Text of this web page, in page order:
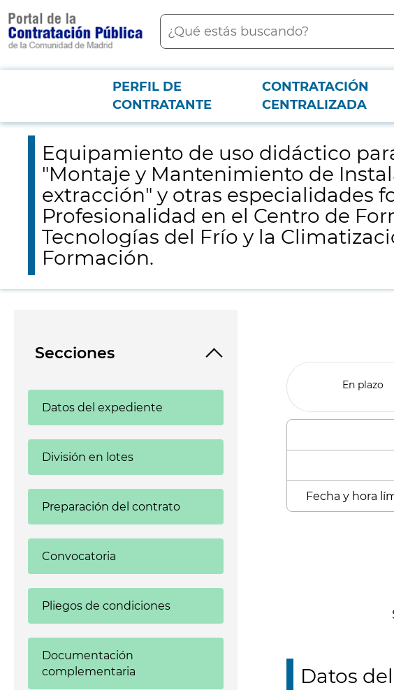
contenido
principal
Buscar
Menú PCON
PERFIL DE
CONTRATANTE
CONTRATACIÓN
CENTRALIZADA
Equipamiento de uso didáctico para impartición del Certificado de
complementarias al Certificado de Profesionalidad en el Centro de Formación Profesional
Equipamiento de uso didáctico
"Montaje y Mantenimiento de
extracción" y otras especialidades
Profesionalidad en el Centro de
Tecnologías del Frío y la
Formación.
Secciones
Datos del expediente
División en lotes
Preparación del contrato
Convocatoria
Pliegos de condiciones
Documentación
complementaria
En plazo
Fecha y hora
Datos